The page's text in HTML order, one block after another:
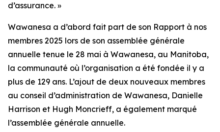
d’assurance. »
Wawanesa a d’abord fait part de son Rapport à nos
membres 2025 lors de son assemblée générale
annuelle tenue le 28 mai à Wawanesa, au Manitoba,
la communauté où l’organisation a été fondée il y a
plus de 129 ans. L’ajout de deux nouveaux membres
au conseil d’administration de Wawanesa, Danielle
Harrison et Hugh Moncrieff, a également marqué
l’assemblée générale annuelle.